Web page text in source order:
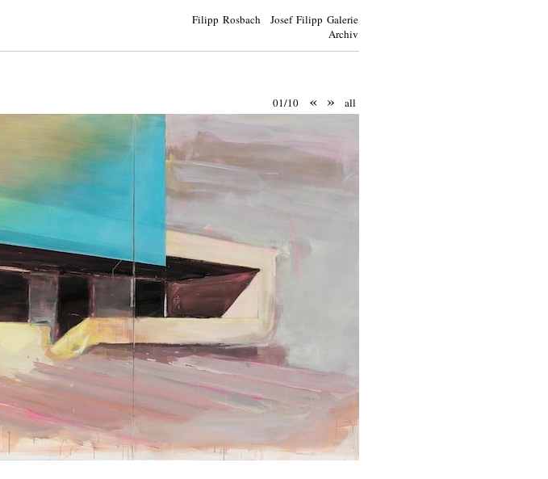
Filipp Rosbach Josef Filipp Galerie
Archiv
01/10 « » all